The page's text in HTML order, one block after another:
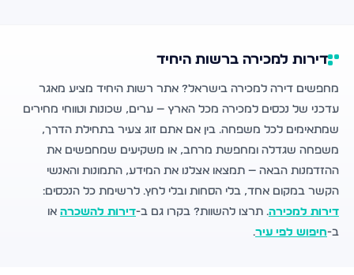
דירות למכירה ברשות היחיד
מחפשים דירה למכירה בישראל? אתר רשות היחיד מציע מאגר
עדכני של נכסים למכירה מכל הארץ — ערים, שכונות וטווחי מחירים
שמתאימים לכל משפחה. בין אם אתם זוג צעיר בתחילת הדרך,
משפחה שגדלה ומחפשת מרחב, או משקיעים שמחפשים את
ההזדמנות הבאה — תמצאו אצלנו את המידע, התמונות והאנשי
הקשר במקום אחד, בלי הסחות ובלי לחץ. לרשימת כל הנכסים:
דירות למכירה. תרצו להשוות? בקרו גם ב-דירות להשכרה או
ב-חיפוש לפי עיר.